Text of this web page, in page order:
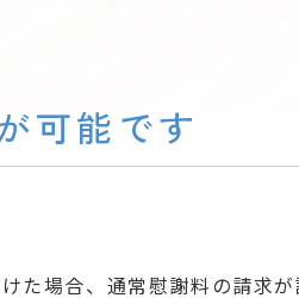
可能です
場合、通常慰謝料の請求が